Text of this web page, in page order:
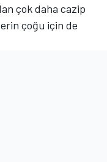
çok daha cazip
çoğu için de